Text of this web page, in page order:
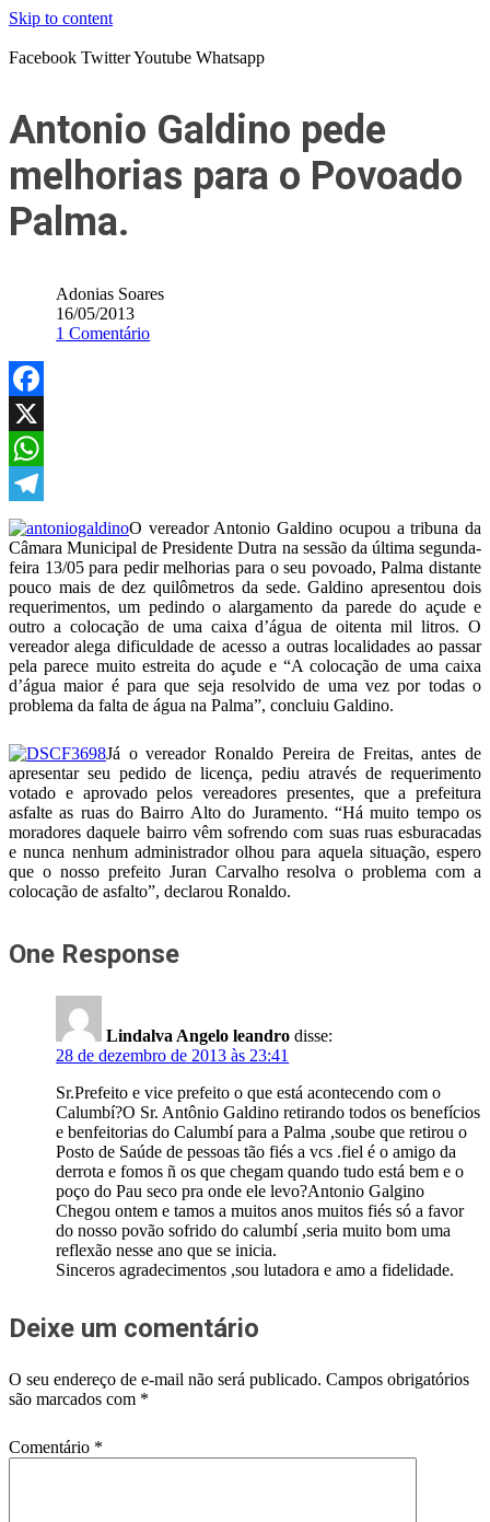
Skip to content
Facebook TwitterYoutube Whatsapp
Antonio Galdino pede
melhorias para o Povoado
Palma.
Adonias Soares
16/05/2013
1 Comentário
Facebook
X
WhatsApp
Telegram
O vereador Antonio Galdino ocupou a tribuna da
Câmara Municipal de Presidente Dutra na sessão da última segunda-
feira 13/05 para pedir melhorias para o seu povoado, Palma distante
pouco mais de dez quilômetros da sede. Galdino apresentou dois
requerimentos, um pedindo o alargamento da parede do açude e
outro a colocação de uma caixa d’água de oitenta mil litros. O
vereador alega dificuldade de acesso a outras localidades ao passar
pela parece muito estreita do açude e “A colocação de uma caixa
d’água maior é para que seja resolvido de uma vez por todas o
problema da falta de água na Palma”, concluiu Galdino.
Já o vereador Ronaldo Pereira de Freitas, antes de
apresentar seu pedido de licença, pediu através de requerimento
votado e aprovado pelos vereadores presentes, que a prefeitura
asfalte as ruas do Bairro Alto do Juramento. “Há muito tempo os
moradores daquele bairro vêm sofrendo com suas ruas esburacadas
e nunca nenhum administrador olhou para aquela situação, espero
que o nosso prefeito Juran Carvalho resolva o problema com a
colocação de asfalto”, declarou Ronaldo.
One Response
Lindalva Angelo leandro disse:
28 de dezembro de 2013 às 23:41
Sr.Prefeito e vice prefeito o que está acontecendo com o
Calumbí?O Sr. Antônio Galdino retirando todos os benefícios
e benfeitorias do Calumbí para a Palma ,soube que retirou o
Posto de Saúde de pessoas tão fiés a vcs .fiel é o amigo da
derrota e fomos ñ os que chegam quando tudo está bem e o
poço do Pau seco pra onde ele levo?Antonio Galgino
Chegou ontem e tamos a muitos anos muitos fiés só a favor
do nosso povão sofrido do calumbí ,seria muito bom uma
reflexão nesse ano que se inicia.
Sinceros agradecimentos ,sou lutadora e amo a fidelidade.
Deixe um comentário
O seu endereço de e-mail não será publicado. Campos obrigatórios
são marcados com *
Comentário *